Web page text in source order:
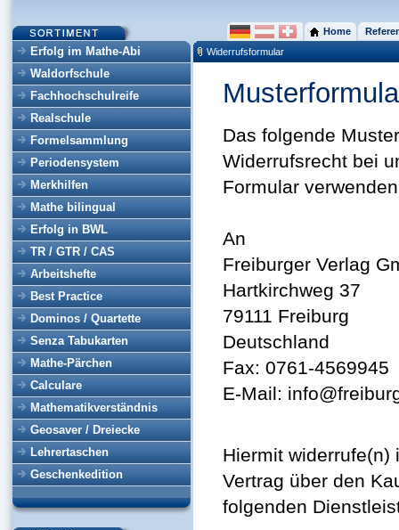
Erfolg im Mathe-Abi
Waldorfschule
Fachhochschulreife
Realschule
Formelsammlung
Periodensystem
Merkhilfen
Mathe bilingual
Erfolg in BWL
TR / GTR / CAS
Arbeitshefte
Best Practice
Dominos / Quartette
Senza Tabukarten
Mathe-Pärchen
Calculare
Mathematikverständnis
Geosaver / Dreiecke
Lehrertaschen
Geschenkedition
Home
Widerrufsformular
Das folgende
Widerrufsrecht bei
Formular
An
Freiburger Verlag
Hartkirchweg 37
79111 Freiburg
Deutschland
Fax: 0761-4569945
E-Mail:
Hiermit
Vertrag über den
folgenden